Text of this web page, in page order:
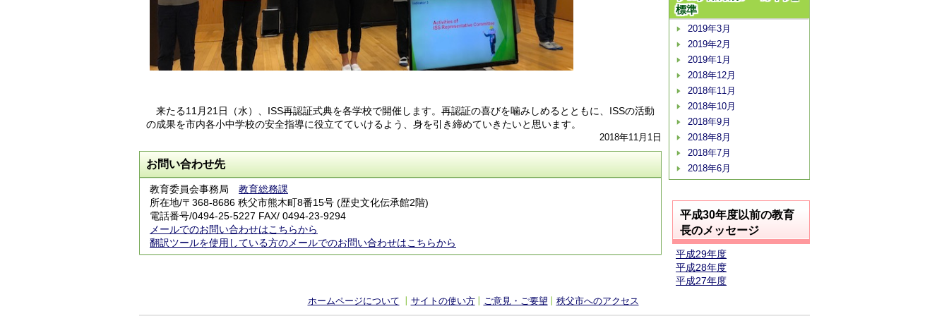
来たる11月21日（水）、ISS再認証式典を各学校で開催します。再認証の喜びを噛みしめるとともに、ISSの活動
の成果を市内各小中学校の安全指導に役立てていけるよう、身を引き締めていきたいと思います。
2018年11月1日
お問い合わせ先
教育委員会事務局 教育総務課
所在地/〒368-8686 秩父市熊木町8番15号 (歴史文化伝承館2階)
電話番号/0494-25-5227 FAX/ 0494-23-9294
メールでのお問い合わせはこちらから
翻訳ツールを使用している方のメールでのお問い合わせはこちらから
標準
2019年3月
2019年2月
2019年1月
2018年12月
2018年11月
2018年10月
2018年9月
2018年8月
2018年7月
2018年6月
平成30年度以前の教育
長のメッセージ
平成29年度
平成28年度
平成27年度
ホームページについて サイトの使い方 ご意見・ご要望 秩父市へのアクセス